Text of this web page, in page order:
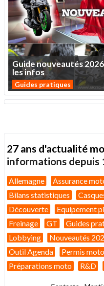
Guidenouveautés2026
lesinfos
Guides pratiques
27 ans d'actualité
informations depuis
Allemagne Assurance
Bilans statistiques
Découverte
Equipement
Freinage
GT Guides
Lobbying
Nouveautés
Outil Agenda
Permis moto
Préparations moto
R&D